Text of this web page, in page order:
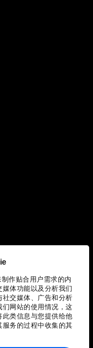
作贴合用户需求的内
体功能以及分析我们
社交媒体、广告和分析
网站的使用情况，这
类信息与您提供给他
务的过程中收集的其